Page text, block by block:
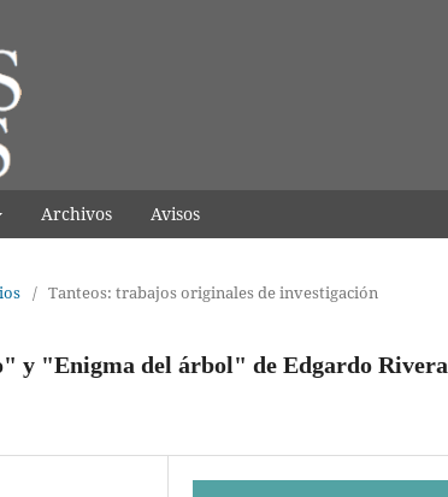
Archivos Avisos
/ Tanteos: trabajos originales de investigación
y "Enigma del árbol" de Edgardo Rivera